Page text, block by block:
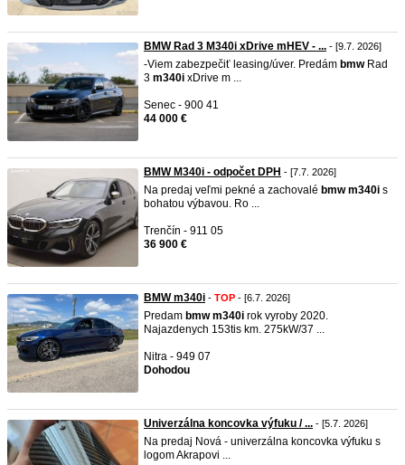
BMW Rad 3 M340i xDrive mHEV - ... - [9.7. 2026]
-Viem zabezpečiť leasing/úver. Predám bmwRad
3 m340i xDrive m ...
Senec - 900 41
44 000 €
BMW M340i - odpočet DPH - [7.7. 2026]
Na predaj veľmi pekné a zachovalé bmw m340i s
bohatou výbavou. Ro ...
Trenčín - 911 05
36 900 €
BMW m340i - TOP - [6.7. 2026]
Predam bmw m340i rok vyroby 2020.
Najazdenych 153tis km. 275kW/37 ...
Nitra - 949 07
Dohodou
Univerzálna koncovka výfuku / ... - [5.7. 2026]
Na predaj Nová - univerzálna koncovka výfuku s
logom Akrapovi ...